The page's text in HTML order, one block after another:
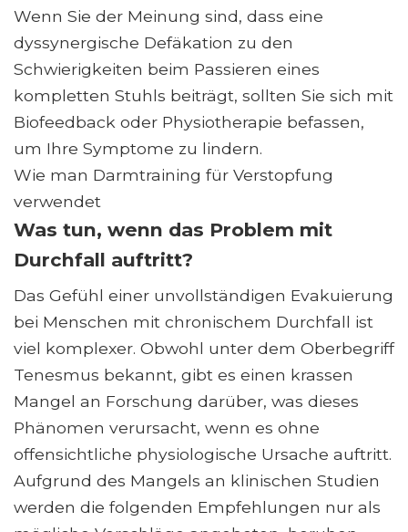
Wenn Sie der Meinung sind, dass eine
dyssynergische Defäkation zu den
Schwierigkeiten beim Passieren eines
kompletten Stuhls beiträgt, sollten Sie sich mit
Biofeedback oder Physiotherapie befassen,
um Ihre Symptome zu lindern.
Wie man Darmtraining für Verstopfung
verwendet
Was tun, wenn das Problem mit
Durchfall auftritt?
Das Gefühl einer unvollständigen Evakuierung
bei Menschen mit chronischem Durchfall ist
viel komplexer. Obwohl unter dem Oberbegriff
Tenesmus bekannt, gibt es einen krassen
Mangel an Forschung darüber, was dieses
Phänomen verursacht, wenn es ohne
offensichtliche physiologische Ursache auftritt.
Aufgrund des Mangels an klinischen Studien
werden die folgenden Empfehlungen nur als